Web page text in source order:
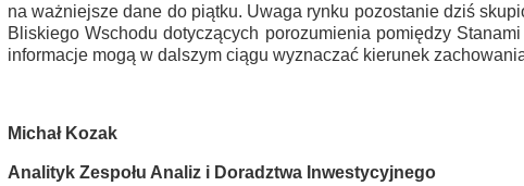
na ważniejsze dane do piątku. Uwaga rynku pozostanie dziś
Bliskiego Wschodu dotyczących porozumienia pomiędzy
informacje mogą w dalszym ciągu wyznaczać kierunek
Michał Kozak
Analityk Zespołu Analiz i Doradztwa Inwestycyjnego